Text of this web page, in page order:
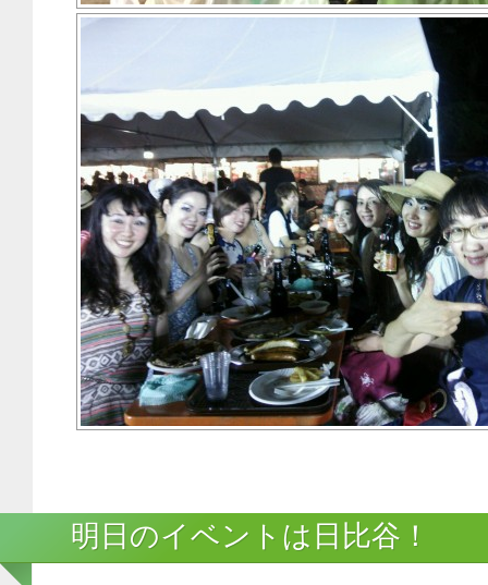
明日のイベントは日比谷！